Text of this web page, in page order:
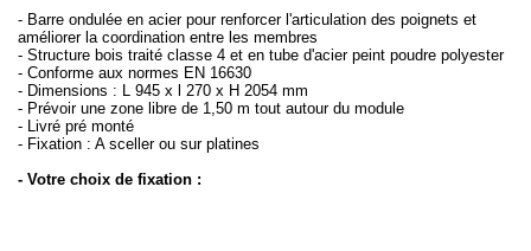
- Barre ondulée en acier pour renforcer l'articulation des poignets et
améliorer la coordination entre les membres
- Structure bois traité classe 4 et en tube d'acier peint poudre polyester
- Conforme aux normes EN 16630
- Dimensions : L 945 x l 270 x H 2054 mm
- Prévoir une zone libre de 1,50 m tout autour du module
- Livré pré monté
- Fixation : A sceller ou sur platines
- Votre choix de fixation :